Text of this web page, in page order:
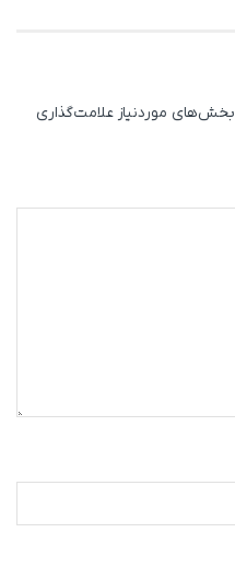
بخش‌های موردنیاز علامت‌گذاری